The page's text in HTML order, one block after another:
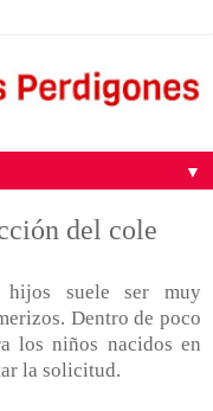
▼
del cole
suele ser muy
Dentro de poco
los niños nacidos en
la solicitud.